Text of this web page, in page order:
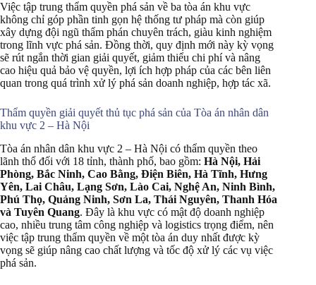
Việc tập trung thẩm quyền phá sản về ba tòa án khu vực
không chỉ góp phần tinh gọn hệ thống tư pháp mà còn giúp
xây dựng đội ngũ thẩm phán chuyên trách, giàu kinh nghiệm
trong lĩnh vực phá sản. Đồng thời, quy định mới này kỳ vọng
sẽ rút ngắn thời gian giải quyết, giảm thiểu chi phí và nâng
cao hiệu quả bảo vệ quyền, lợi ích hợp pháp của các bên liên
quan trong quá trình xử lý phá sản doanh nghiệp, hợp tác xã.
Thẩm quyền giải quyết thủ tục phá sản của Tòa án nhân dân
khu vực 2 – Hà Nội
Tòa án nhân dân khu vực 2 – Hà Nội có thẩm quyền theo
lãnh thổ đối với 18 tỉnh, thành phố, bao gồm: Hà Nội, Hải
Phòng, Bắc Ninh, Cao Bằng, Điện Biên, Hà Tĩnh, Hưng
Yên, Lai Châu, Lạng Sơn, Lào Cai, Nghệ An, Ninh Bình,
Phú Thọ, Quảng Ninh, Sơn La, Thái Nguyên, Thanh Hóa
và Tuyên Quang. Đây là khu vực có mật độ doanh nghiệp
cao, nhiều trung tâm công nghiệp và logistics trọng điểm, nên
việc tập trung thẩm quyền về một tòa án duy nhất được kỳ
vọng sẽ giúp nâng cao chất lượng và tốc độ xử lý các vụ việc
phá sản.